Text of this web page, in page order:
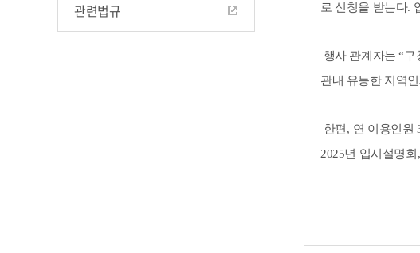
관련법규
로 신청을 받는다.
행사 관계자는“구
관내 유능한 지역
한편 , 연 이용인원
2025년 입시설명